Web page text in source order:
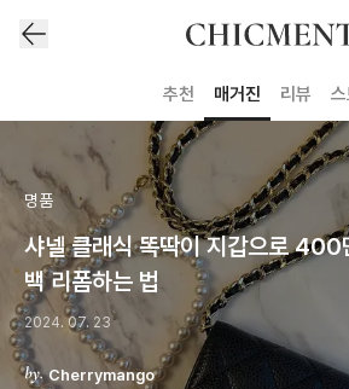
추천 매거진 리뷰 스
명품
샤넬 클래식 똑딱이 지갑으로 400
백 리폼하는 법
2024. 07. 23
Cherrymango